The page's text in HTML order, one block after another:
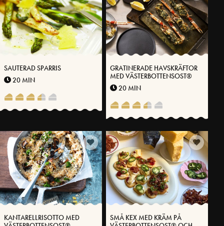
SAUTERAD SPARRIS
20 MIN
GRATINERADE HAVSKRÄFTOR
MED VÄSTERBOTTENSOST®
20 MIN
KANTARELLRISOTTO MED
SMÅ KEX MED KRÄM PÅ